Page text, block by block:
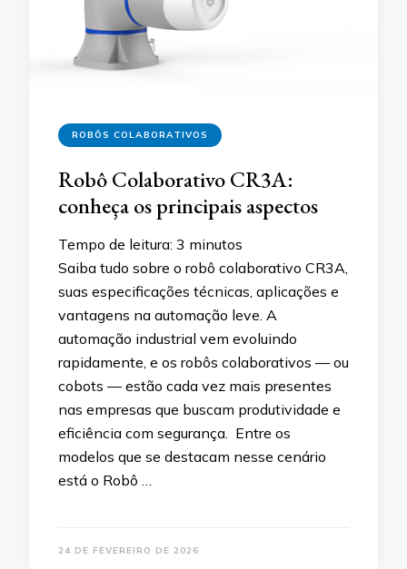
ROBÔS COLABORATIVOS
Robô Colaborativo CR3A:
conheça os principais aspectos
Tempo de leitura: 3 minutos
Saiba tudo sobre o robô colaborativo CR3A,
suas especificações técnicas, aplicações e
vantagens na automação leve. A
automação industrial vem evoluindo
rapidamente, e os robôs colaborativos — ou
cobots — estão cada vez mais presentes
nas empresas que buscam produtividade e
eficiência com segurança. Entre os
modelos que se destacam nesse cenário
está o Robô …
24 DE FEVEREIRO DE 2026